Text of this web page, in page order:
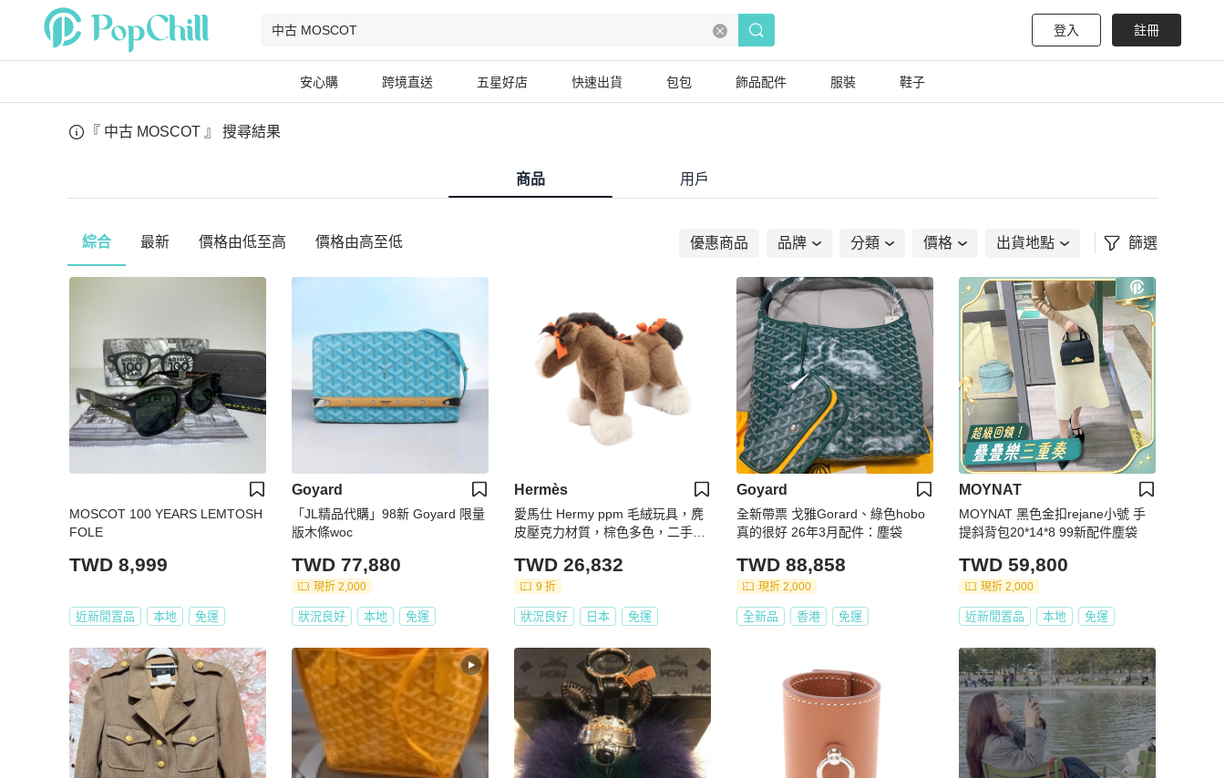
登入 註冊
安心購 跨境直送 五星好店 快速出貨 包包 飾品配件 服裝 鞋子
『 中古 MOSCOT 』 搜尋結果
商品 用戶
綜合 最新 價格由低至高 價格由高至低 優惠商品 品牌 分類 價格 出貨地點 篩選
MOSCOT 100 YEARS LEMTOSH
FOLE
TWD 8,999
近新閒置品 本地 免運
Goyard
「JL精品代購」98新 Goyard 限量
版木條woc
TWD 77,880
現折 2,000
狀況良好 本地 免運
Hermès
愛馬仕 Hermy ppm 毛絨玩具，麂
皮壓克力材質，棕色多色，二手女
TWD 26,832
9 折
狀況良好 日本 免運
Goyard
全新帶票 戈雅Gorard、綠色hobo
真的很好 26年3月配件：塵袋
TWD 88,858
現折 2,000
全新品 香港 免運
MOYNAT
MOYNAT 黑色金扣rejane小號 手
提斜背包20*14*8 99新配件塵袋
TWD 59,800
現折 2,000
近新閒置品 本地 免運